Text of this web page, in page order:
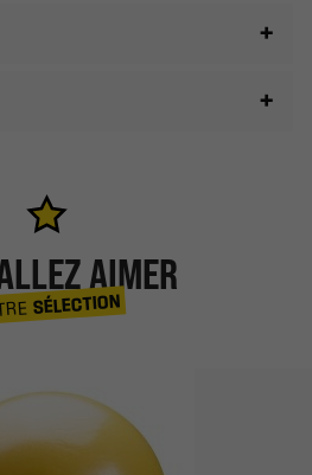
AIMER
SÉLECTION